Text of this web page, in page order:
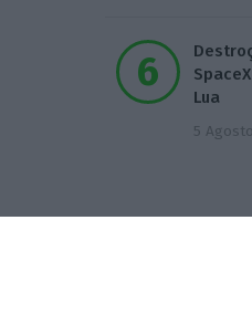
Lua
5